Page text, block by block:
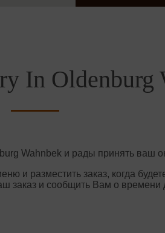
In Oldenburg
Wahnbek и рады принять ваш
и разместить заказ, когда
заказ и сообщить Вам о времени